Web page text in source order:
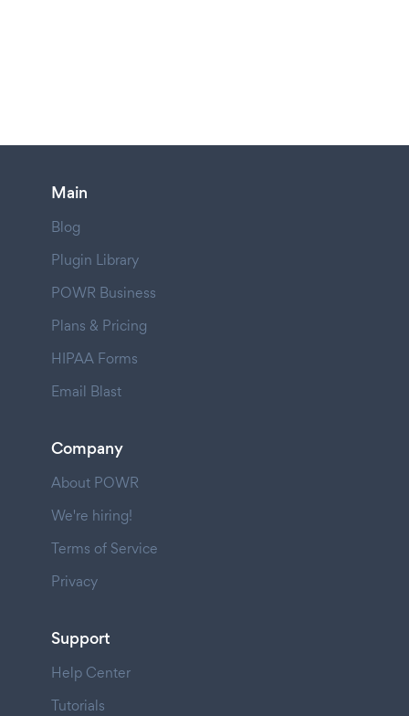
Main
Blog
Plugin Library
POWR Business
Plans & Pricing
HIPAA Forms
Email Blast
Company
About POWR
We're hiring!
Terms of Service
Privacy
Support
Help Center
Tutorials